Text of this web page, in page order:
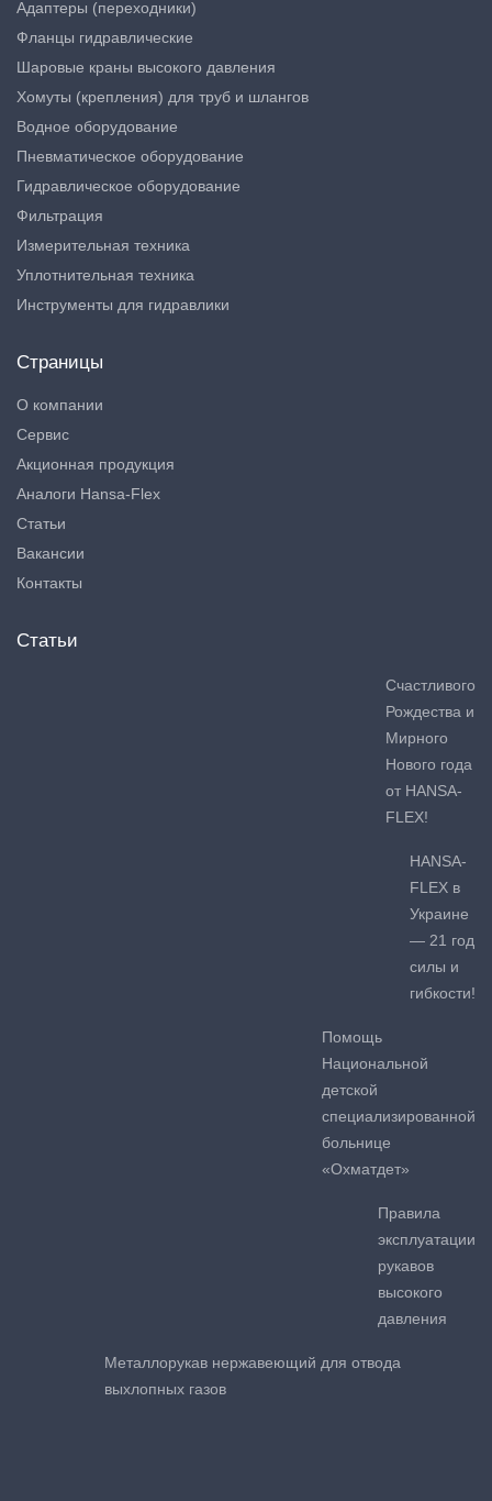
Адаптеры (переходники)
Фланцы гидравлические
Шаровые краны высокого давления
Хомуты (крепления) для труб и шлангов
Водное оборудование
Пневматическое оборудование
Гидравлическое оборудование
Фильтрация
Измерительная техника
Уплотнительная техника
Инструменты для гидравлики
Страницы
О компании
Сервис
Акционная продукция
Аналоги Hansa-Flex
Статьи
Вакансии
Контакты
Статьи
Счастливого
Рождества и
Мирного
Нового года
от HANSA-
FLEX!
HANSA-
FLEX в
Украине
— 21 год
силы и
гибкости!
Помощь
Национальной
детской
специализированной
больнице
«Охматдет»
Правила
эксплуатации
рукавов
высокого
давления
Металлорукав нержавеющий для отвода
выхлопных газов